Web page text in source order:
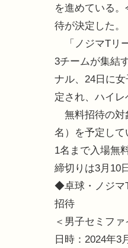
を進めている
待が決定した。
「ノジマTリ
3チームが集結
ナル、24日に
定され、ハイレ
無料招待の対
名）を予定し
1名まで入場無
締切りは3月10
◆卓球・ノジマ
招待
＜男子セミファ
日時：2024年3